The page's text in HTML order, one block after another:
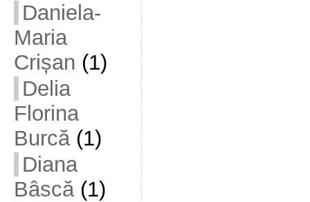
Daniela-
Maria
Crișan (1)
Delia
Florina
Burcă(1)
Diana
Bâscă(1)